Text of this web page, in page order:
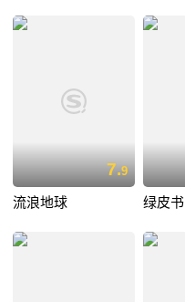
7.9
流浪地球 绿皮书